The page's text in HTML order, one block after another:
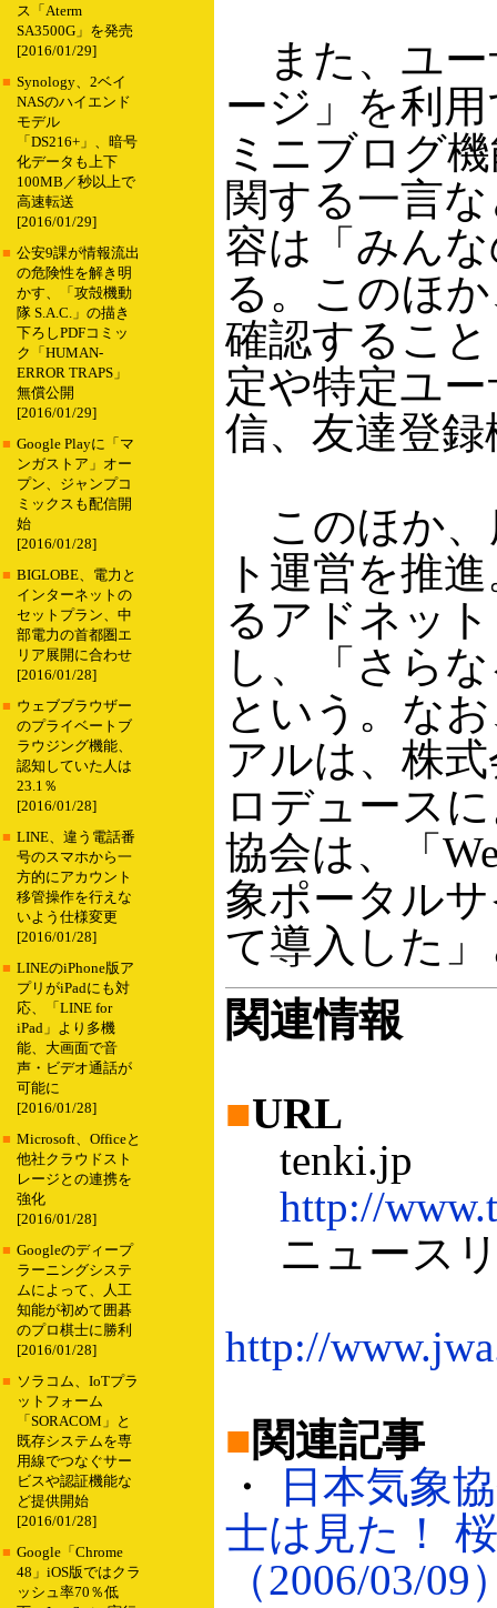
ス「Aterm
SA3500G」を発売
[2016/01/29]
■ Synology、2ベイ
NASのハイエンド
モデル
「DS216+」、暗号
化データも上下
100MB／秒以上で
高速転送
[2016/01/29]
■ 公安9課が情報流出
の危険性を解き明
かす、「攻殻機動
隊 S.A.C.」の描き
下ろしPDFコミッ
ク「HUMAN-
ERROR TRAPS」
無償公開
[2016/01/29]
■ Google Playに「マ
ンガストア」オー
プン、ジャンプコ
ミックスも配信開
始
[2016/01/28]
■ BIGLOBE、電力と
インターネットの
セットプラン、中
部電力の首都圏エ
リア展開に合わせ
[2016/01/28]
■ ウェブブラウザー
のプライベートブ
ラウジング機能、
認知していた人は
23.1％
[2016/01/28]
■ LINE、違う電話番
号のスマホから一
方的にアカウント
移管操作を行えな
いよう仕様変更
[2016/01/28]
■ LINEのiPhone版ア
プリがiPadにも対
応、「LINE for
iPad」より多機
能、大画面で音
声・ビデオ通話が
可能に
[2016/01/28]
■ Microsoft、Officeと
他社クラウドスト
レージとの連携を
強化
[2016/01/28]
■ Googleのディープ
ラーニングシステ
ムによって、人工
知能が初めて囲碁
のプロ棋士に勝利
[2016/01/28]
■ ソラコム、IoTプラ
ットフォーム
「SORACOM」と
既存システムを専
用線でつなぐサー
ビスや認証機能な
ど提供開始
[2016/01/28]
■ Google「Chrome
48」iOS版ではクラ
ッシュ率70％低
また、ユー
ージ」を利
ミニブログ
関する一言
容は「みん
る。このほ
確認するこ
定や特定ユ
信、友達登
このほか、
ト運営を推
るアドネッ
し、「さら
という。な
アルは、株
ロデュース
協会は、「
象ポータル
て導入した
関連情報
■URL
tenki.jp
http://
ニュース
http://
■関連記事
・
日本気象
士は見た！
（2006/03/09